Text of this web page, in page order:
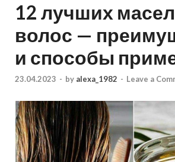
12 лучших
волос —
и способы
23.04.2023 - by alexa_1982 - Leave a